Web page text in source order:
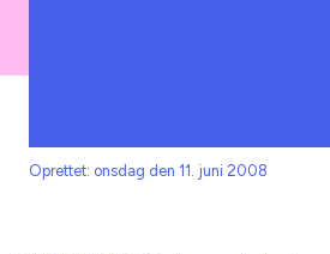
Oprettet: onsdag den 11. juni 2008